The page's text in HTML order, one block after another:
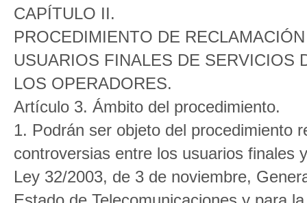
CAPÍTULO II.
PROCEDIMIENTO DE
USUARIOS FINALES DE SERVICIOS
LOS OPERADORES.
Artículo 3. Ámbito del procedimiento.
1. Podrán ser objeto del procedimiento
controversias entre los usuarios finales
Ley 32/2003, de 3 de noviembre,